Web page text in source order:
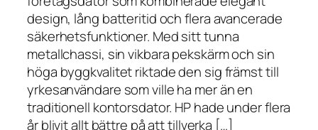
design, lång batteritid och flera avancerade
säkerhetsfunktioner. Med sitt tunna
metallchassi, sin vikbara pekskärm och sin
höga byggkvalitet riktade den sig främst till
yrkesanvändare som ville ha mer än en
traditionell kontorsdator. HP hade under flera
år blivit allt bättre på att tillverka […]